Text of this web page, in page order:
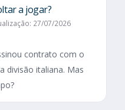
a jogar?
27/07/2026
contrato com o
divisão italiana. Mas